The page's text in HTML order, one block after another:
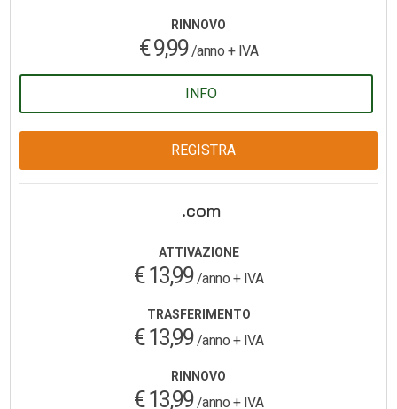
RINNOVO
€ 9,99/anno + IVA
INFO
REGISTRA
.com
ATTIVAZIONE
€ 13,99/anno + IVA
TRASFERIMENTO
€ 13,99 /anno + IVA
RINNOVO
€ 13,99/anno + IVA